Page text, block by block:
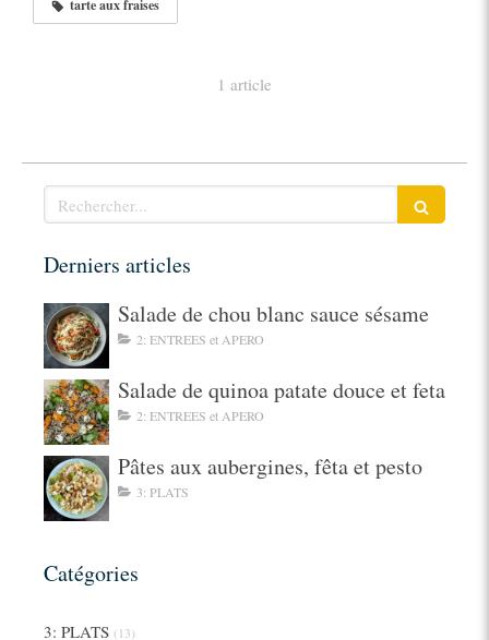
tarte aux fraises
1 article
Rechercher
Derniers articles
Salade de chou blanc sauce sésame
2: ENTREES et APERO
Salade de quinoa patate douce et feta
2: ENTREES et APERO
Pâtes aux aubergines, fêta et pesto
3: PLATS
Catégories
3: PLATS (13)